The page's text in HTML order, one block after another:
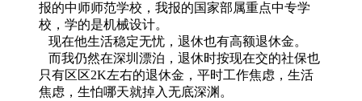
报的中师师范学校，我报的国家部属重点中专学
校，学的是机械设计。
现在他生活稳定无忧，退休也有高额退休金。
而我仍然在深圳漂泊，退休时按现在交的社保也
只有区区2K左右的退休金，平时工作焦虑，生活
焦虑，生怕哪天就掉入无底深渊。